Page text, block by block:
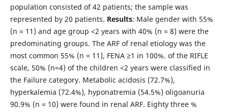
population consisted of 42 patients; the sample was
represented by 20 patients. Results: Male gender with 55%
(n = 11) and age group <2 years with 40% (n = 8) were the
predominating groups. The ARF of renal etiology was the
most common 55% (n = 11), FENA ≥1 in 100%. of the RIFLE
scale, 50% (n=4) of the children <2 years were classified in
the Failure category. Metabolic acidosis (72.7%),
hyperkalemia (72.4%), hyponatremia (54.5%) oligoanuria
90.9% (n = 10) were found in renal ARF. Eighty three %